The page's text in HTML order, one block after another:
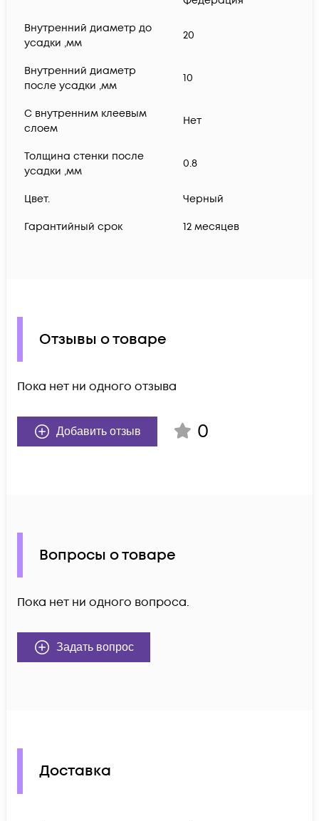
Внутренний диаметр до
усадки ,мм
20
Внутренний диаметр
после усадки ,мм
10
С внутренним клеевым
слоем
Нет
Толщина стенки после
усадки ,мм
0.8
Цвет. Черный
Гарантийный срок 12 месяцев
Отзывы о товаре
Пока нет ни одного отзыва
Добавить отзыв 0
Вопросы о товаре
Пока нет ни одного вопроса.
Задать вопрос
Доставка